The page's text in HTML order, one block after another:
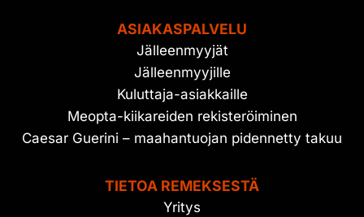
ASIAKASPALVELU
Jälleenmyyjät
Jälleenmyyjille
Kuluttaja-asiakkaille
Meopta-kiikareiden rekisteröiminen
Caesar Guerini – maahantuojan pidennetty takuu
TIETOA REMEKSESTÄ
Yritys